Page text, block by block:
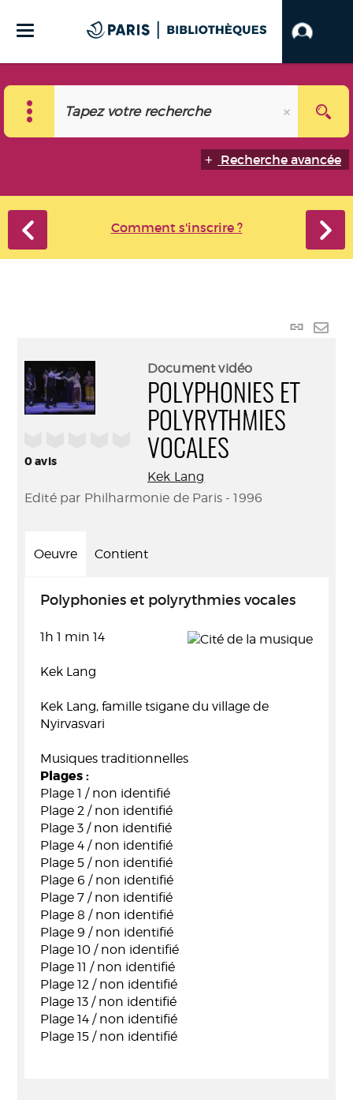
Recherche avancée
Comment s'inscrire ?
Lien
0avis
Document vidéo
POLYPHONIES ET
POLYRYTHMIES
VOCALES
Kek Lang
Edité par Philharmonie de Paris - 1996
Oeuvre Contient
Polyphonies et polyrythmies vocales
1h 1 min 14
Kek Lang
Kek Lang, famille tsigane du village de
Nyirvasvari
Musiques traditionnelles
Plages :
Plage 1 / non identifié
Plage 2 / non identifié
Plage 3 / non identifié
Plage 4 / non identifié
Plage 5 / non identifié
Plage 6 / non identifié
Plage 7 / non identifié
Plage 8 / non identifié
Plage 9 / non identifié
Plage 10 / non identifié
Plage 11 / non identifié
Plage 12 / non identifié
Plage 13 / non identifié
Plage 14 / non identifié
Plage 15 / non identifié